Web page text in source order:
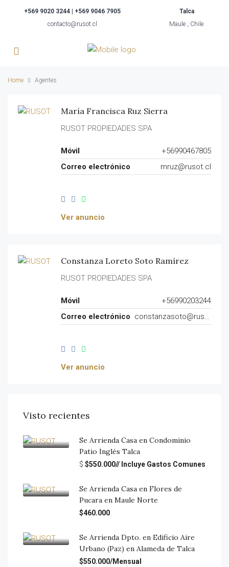
+569 9020 3244 | +569 9046 7905
contacto@rusot.cl
Talca
Maule , Chile.
Home Agentes
María Francisca Ruz Sierra
RUSOT PROPIEDADES SPA
Móvil
+56990467805
Correo electrónico
mruz@rusot.cl
Ver anuncio
Constanza Loreto Soto Ramírez
RUSOT PROPIEDADES SPA
Móvil
+56990203244
Correo electrónico
constanzasoto@rusot.cl
Ver anuncio
Visto recientes
Se Arrienda Casa en Condominio
Patio Inglés Talca
$ $550.000// Incluye Gastos Comunes
Se Arrienda Casa en Flores de
Pucara en Maule Norte
$460.000
Se Arrienda Dpto. en Edificio Aire
Urbano (Paz) en Alameda de Talca
$550.000/Mensual